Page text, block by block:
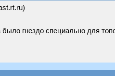
гнездо специально для